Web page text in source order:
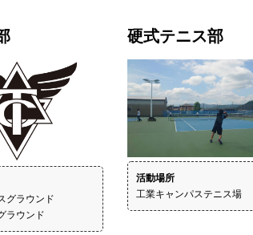
グラウンド
ラウンド
硬式テニス部
活動場所
工業キャンパステニス場